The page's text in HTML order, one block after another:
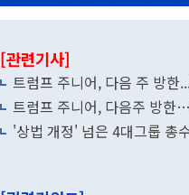
[관련기사]
트럼프 주니어, 다음 주 방한
트럼프 주니어, 다음주 방한
'상법 개정' 넘은 4대그룹 총